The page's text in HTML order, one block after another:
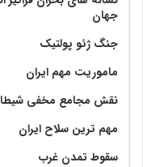
جهان
جنگ ژئو پولتیک
ماموریت مهم ایران
نقش مجامع مخفی
مهم ترین سلاح ایران
سقوط تمدن غرب